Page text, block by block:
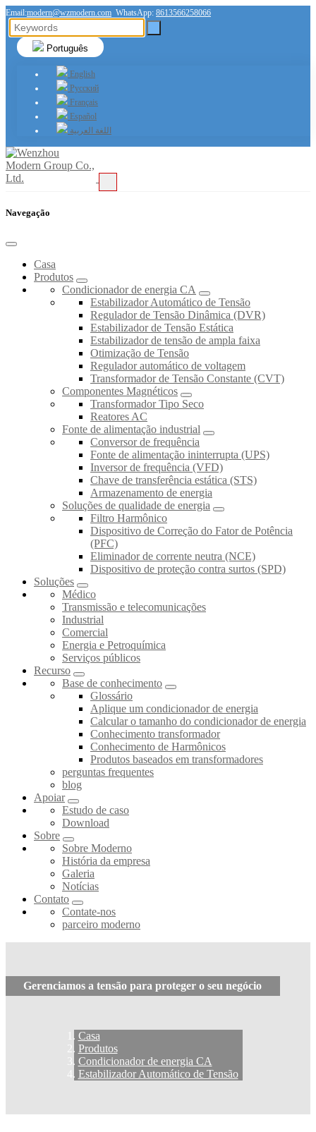
Email:modern@wzmodern.com WhatsApp: 8613566258066
Português
English
Русский
Français
Español
اللغة العربية
Navegação
Casa
Produtos
Condicionador de energia CA
Estabilizador Automático de Tensão
Regulador de Tensão Dinâmica (DVR)
Estabilizador de Tensão Estática
Estabilizador de tensão de ampla faixa
Otimização de Tensão
Regulador automático de voltagem
Transformador de Tensão Constante (CVT)
Componentes Magnéticos
Transformador Tipo Seco
Reatores AC
Fonte de alimentação industrial
Conversor de frequência
Fonte de alimentação ininterrupta (UPS)
Inversor de frequência (VFD)
Chave de transferência estática (STS)
Armazenamento de energia
Soluções de qualidade de energia
Filtro Harmônico
Dispositivo de Correção do Fator de Potência
(PFC)
Eliminador de corrente neutra (NCE)
Dispositivo de proteção contra surtos (SPD)
Soluções
Médico
Transmissão e telecomunicações
Industrial
Comercial
Energia e Petroquímica
Serviços públicos
Recurso
Base de conhecimento
Glossário
Aplique um condicionador de energia
Calcular o tamanho do condicionador de energia
Conhecimento transformador
Conhecimento de Harmônicos
Produtos baseados em transformadores
perguntas frequentes
blog
Apoiar
Estudo de caso
Download
Sobre
Sobre Moderno
História da empresa
Galeria
Notícias
Contato
Contate-nos
parceiro moderno
Gerenciamos a tensão para proteger o seu negócio
Casa
Produtos
Condicionador de energia CA
Estabilizador Automático de Tensão